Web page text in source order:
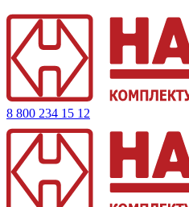
8 800 234 15 12